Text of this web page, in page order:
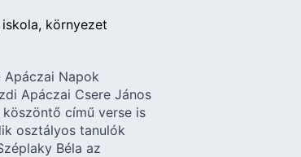
iskola környezet
Apáczai Napok
Apáczai Csere János
című verse is
osztályos tanulók
Béla az